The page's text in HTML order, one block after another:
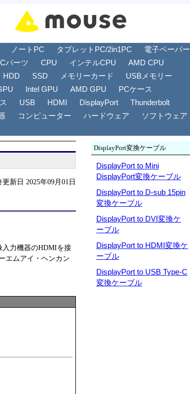
ノートPC タブレットPC/2in1PC
電子ペーパー
パーツ CPU インテルCPU
AMD CPU
HDD SSD メモリーカード
USBメモリー
Intel GPU AMD GPU
PCケース
USB HDMI DisplayPort
Thunderbolt
コンピューター ハードウェア
ソフトウェア
更新日 2025年09月01日
入力機器のHDMIを接
エムアイ・ヘンカン
DisplayPort変換ケーブル
DisplayPort to Mini
DisplayPort変換ケーブル
DisplayPort to D-sub 15pin
変換ケーブル
DisplayPort to DVI変換ケ
ーブル
DisplayPort to HDMI変換ケ
ーブル
DisplayPort to USB Type-C
変換ケーブル